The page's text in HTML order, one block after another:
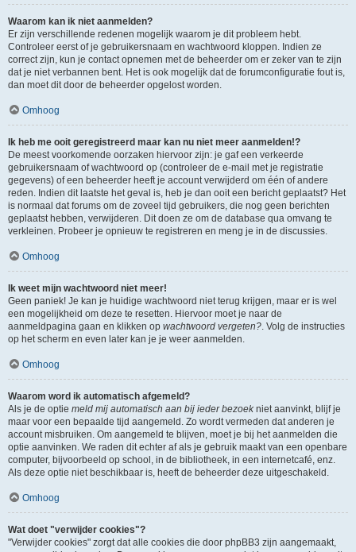
Waarom kan ik niet aanmelden?
Er zijn verschillende redenen mogelijk waarom je dit probleem hebt.
Controleer eerst of je gebruikersnaam en wachtwoord kloppen. Indien ze
correct zijn, kun je contact opnemen met de beheerder om er zeker van te zijn
dat je niet verbannen bent. Het is ook mogelijk dat de forumconfiguratie fout is,
dan moet dit door de beheerder opgelost worden.
Omhoog
Ik heb me ooit geregistreerd maar kan nu niet meer aanmelden!?
De meest voorkomende oorzaken hiervoor zijn: je gaf een verkeerde
gebruikersnaam of wachtwoord op (controleer de e-mail met je registratie
gegevens) of een beheerder heeft je account verwijderd om één of andere
reden. Indien dit laatste het geval is, heb je dan ooit een bericht geplaatst? Het
is normaal dat forums om de zoveel tijd gebruikers, die nog geen berichten
geplaatst hebben, verwijderen. Dit doen ze om de database qua omvang te
verkleinen. Probeer je opnieuw te registreren en meng je in de discussies.
Omhoog
Ik weet mijn wachtwoord niet meer!
Geen paniek! Je kan je huidige wachtwoord niet terug krijgen, maar er is wel
een mogelijkheid om deze te resetten. Hiervoor moet je naar de
aanmeldpagina gaan en klikken op wachtwoord vergeten?. Volg de instructies
op het scherm en even later kan je je weer aanmelden.
Omhoog
Waarom word ik automatisch afgemeld?
Als je de optie meld mij automatisch aan bij ieder bezoekniet aanvinkt, blijf je
maar voor een bepaalde tijd aangemeld. Zo wordt vermeden dat anderen je
account misbruiken. Om aangemeld te blijven, moet je bij het aanmelden die
optie aanvinken. We raden dit echter af als je gebruik maakt van een openbare
computer, bijvoorbeeld op school, in de bibliotheek, in een internetcafé, enz.
Als deze optie niet beschikbaar is, heeft de beheerder deze uitgeschakeld.
Omhoog
Wat doet "verwijder cookies"?
"Verwijder cookies" zorgt dat alle cookies die door phpBB3 zijn aangemaakt,